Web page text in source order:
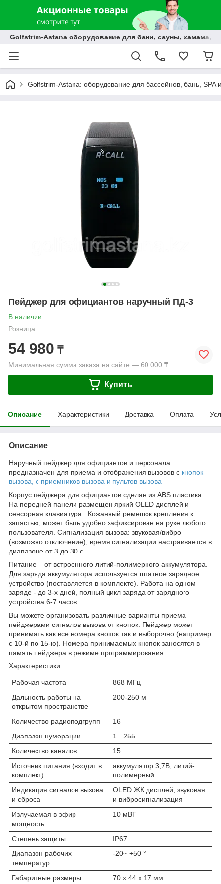
Golfstrim-Astana оборудование для бани, сауны, хамама,
Golfstrim-Astana: оборудование для бассейнов, бань, SPA
Пейджер для официантов наручный ПД-3
В наличии
Розница
54 980 ₸
Минимальная сумма заказа на сайте — 60 000 ₸
Купить
Описание Характеристики Доставка Оплата
Описание
Наручный пейджер для официантов и персонала
предназначен для приема и отображения вызовов с кнопок
вызова, с приемников вызова и пультов вызова
Корпус пейджера для официантов сделан из АBS пластика.
На передней панели размещен яркий OLED дисплей и
сенсорная клавиатура. Кожанный ремешок крепления к
запястью, может быть удобно зафиксирован на руке любого
пользователя. Сигнализация вызова: звуковая/вибро
(возможно отключение), время сигнализации настраивается в
диапазоне от 3 до 30 с.
Питание – от встроенного литий-полимерного аккумулятора.
Для заряда аккумулятора используется штатное зарядное
устройство (поставляется в комплекте). Работа на одном
заряде - до 3-х дней, полный цикл заряда от зарядного
устройства 6-7 часов.
Вы можете организовать различные варианты приема
пейджерами сигналов вызова от кнопок. Пейджер может
принимать как все номера кнопок так и выборочно (например
с 10-й по 15-ю). Номера принимаемых кнопок заносятся в
память пейджера в режиме программирования.
Характеристики
Рабочая частота
868 МГц
Дальность работы на
открытом пространстве
200-250 м
Количество радиоподгрупп
16
Диапазон нумерации
1 - 255
Количество каналов
15
Источник питания (входит в
комплект)
аккумулятор 3,7В, литий-
полимерный
Индикация сигналов вызова
и сброса
OLED ЖК дисплей, звуковая
и вибросигнализация
Излучаемая в эфир
мощность
10 мВТ
Степень защиты
IP67
Диапазон рабочих
температур
-20~ +50 °
Габаритные размеры 70 х 44 х 17 мм